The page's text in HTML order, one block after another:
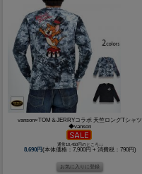
vanson×TOM＆JERRYコラボ 天竺ロングTシャツ
◆vanson
通常10,450円のところ↓↓
8,690円(本体価格：7,900円 + 消費税：790円)